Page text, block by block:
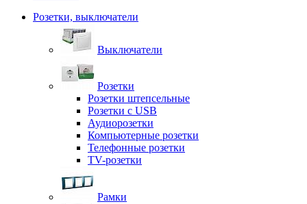
Розетки, выключатели
Выключатели
Розетки
Розетки штепсельные
Розетки с USB
Аудиорозетки
Компьютерные розетки
Телефонные розетки
TV-розетки
Рамки